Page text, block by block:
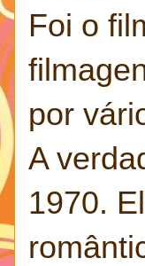
Foi o
por
A
1970.